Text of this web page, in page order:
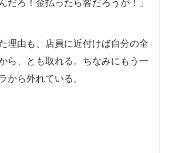
理由も、店員に近付けば自分の全
ら、とも取れる。ちなみにもう一
から外れている。